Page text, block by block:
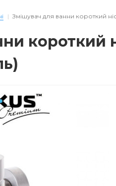
Змішувач для ванни короткий
короткий